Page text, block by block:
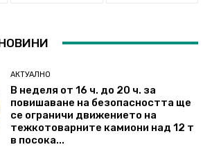
АКТУАЛНО
В неделя от 16 ч. до 20 ч. за
повишаване на безопасността ще
се ограничи движението на
тежкотоварните камиони над 12 т
в посока...